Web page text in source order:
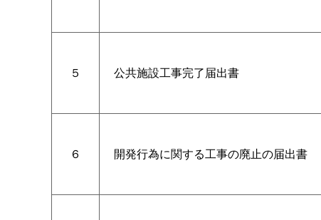
５
公共施設工事完了届出書
６
開発行為に関する工事の廃止の届出書